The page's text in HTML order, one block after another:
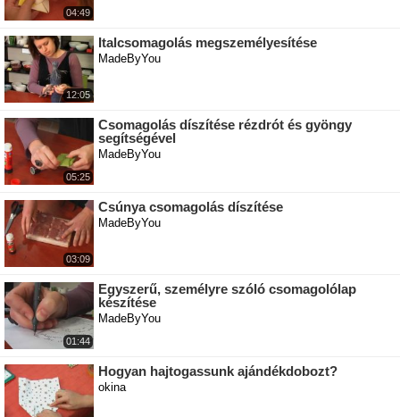
04:49
12:05
Italcsomagolás megszemélyesítése
MadeByYou
05:25
Csomagolás díszítése rézdrót és gyöngy
segítségével
MadeByYou
03:09
Csúnya csomagolás díszítése
MadeByYou
01:44
Egyszerű, személyre szóló csomagolólap
készítése
MadeByYou
Hogyan hajtogassunk ajándékdobozt?
okina